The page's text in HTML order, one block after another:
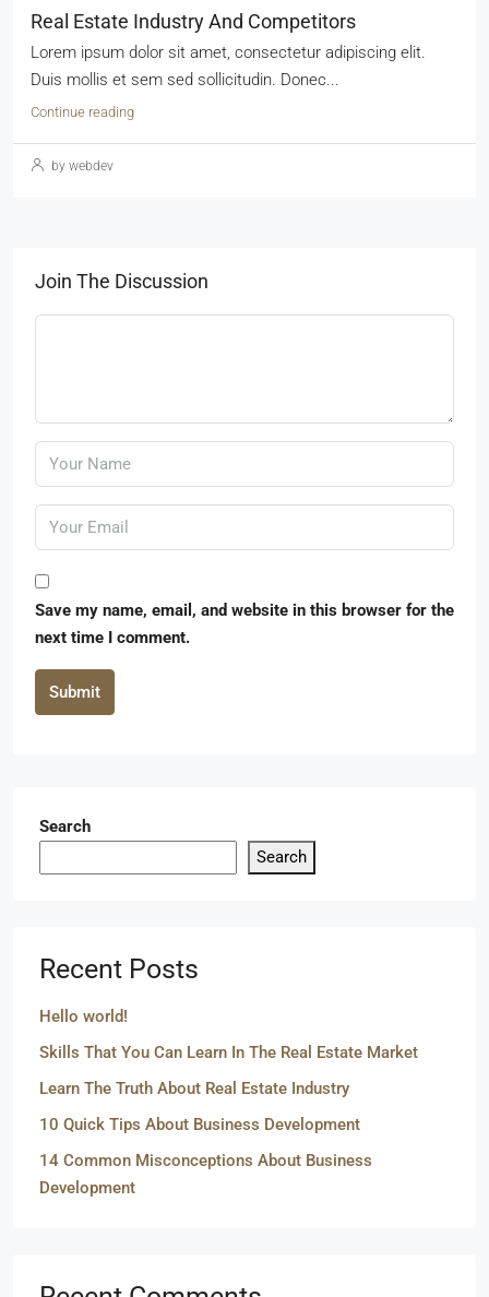
Real Estate Industry And Competitors
Lorem ipsum dolor sit amet, consectetur adipiscing elit.
Duis mollis et sem sed sollicitudin. Donec...
Continue reading
by webdev
Join The Discussion
Save my name, email, and website in this browser for the
next time I comment.
Submit
Search
Search
Recent Posts
Hello world!
Skills That You Can Learn In The Real Estate Market
Learn The Truth About Real Estate Industry
10 Quick Tips About Business Development
14 Common Misconceptions About Business
Development